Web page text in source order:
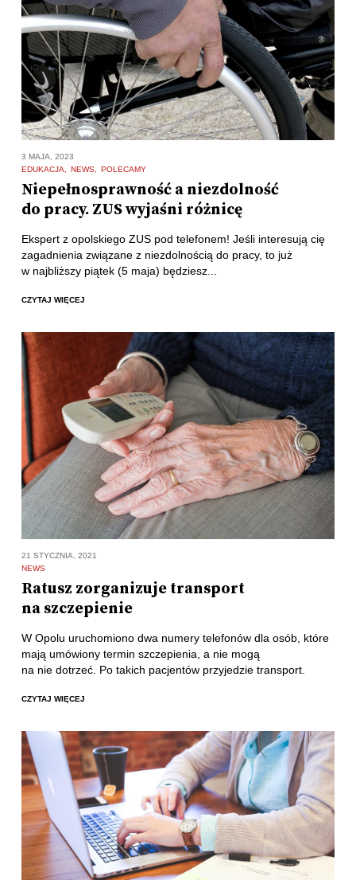
3 MAJA, 2023
EDUKACJA
NEWS POLECAMY
Niepełnosprawność a niezdolność
do pracy. ZUS wyjaśni różnicę
Ekspert z opolskiego ZUS pod telefonem! Jeśli interesują cię
zagadnienia związane z niezdolnością do pracy, to już
w najbliższy piątek (5 maja) będziesz...
CZYTAJ WIĘCEJ
21 STYCZNIA, 2021
NEWS
Ratusz zorganizuje transport
na szczepienie
W Opolu uruchomiono dwa numery telefonów dla osób, które
mają umówiony termin szczepienia, a nie mogą
na nie dotrzeć. Po takich pacjentów przyjedzie transport.
CZYTAJ WIĘCEJ